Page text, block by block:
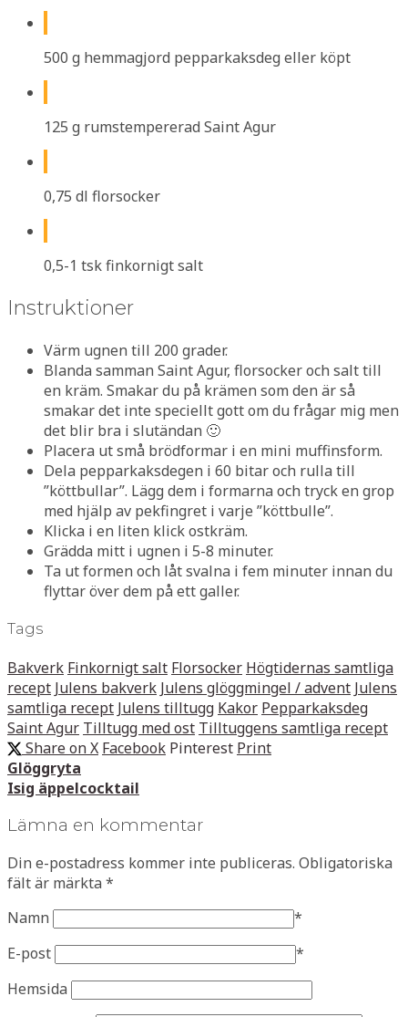
500 g hemmagjord pepparkaksdeg eller köpt
125 g rumstempererad Saint Agur
0,75 dl florsocker
0,5-1 tsk finkornigt salt
Instruktioner
Värm ugnen till 200 grader.
Blanda samman Saint Agur, florsocker och salt till
en kräm. Smakar du på krämen som den är så
smakar det inte speciellt gott om du frågar mig men
det blir bra i slutändan 🙂
Placera ut små brödformar i en mini muffinsform.
Dela pepparkaksdegen i 60 bitar och rulla till
”köttbullar”. Lägg dem i formarna och tryck en grop
med hjälp av pekfingret i varje ”köttbulle”.
Klicka i en liten klick ostkräm.
Grädda mitt i ugnen i 5-8 minuter.
Ta ut formen och låt svalna i fem minuter innan du
flyttar över dem på ett galler.
Tags
Bakverk Finkornigt salt Florsocker Högtidernas samtliga
recept Julens bakverk Julens glöggmingel / advent Julens
samtliga recept Julens tilltugg Kakor Pepparkaksdeg
Saint Agur Tilltugg med ost Tilltuggens samtliga recept
Share on X Facebook Pinterest Print
Glöggryta
Isig äppelcocktail
Lämna en kommentar
Din e-postadress kommer inte publiceras. Obligatoriska
fält är märkta *
Namn
*
E-post
*
Hemsida